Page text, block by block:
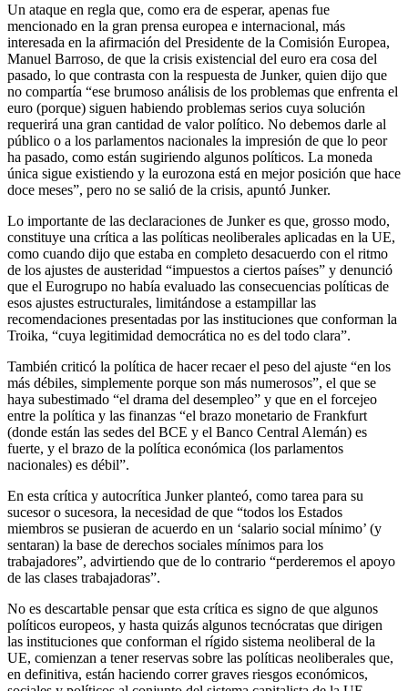
Un ataque en regla que, como era de esperar, apenas fue
mencionado en la gran prensa europea e internacional, más
interesada en la afirmación del Presidente de la Comisión Europea,
Manuel Barroso, de que la crisis existencial del euro era cosa del
pasado, lo que contrasta con la respuesta de Junker, quien dijo que
no compartía “ese brumoso análisis de los problemas que enfrenta el
euro (porque) siguen habiendo problemas serios cuya solución
requerirá una gran cantidad de valor político. No debemos darle al
público o a los parlamentos nacionales la impresión de que lo peor
ha pasado, como están sugiriendo algunos políticos. La moneda
única sigue existiendo y la eurozona está en mejor posición que hace
doce meses”, pero no se salió de la crisis, apuntó Junker.
Lo importante de las declaraciones de Junker es que, grosso modo,
constituye una crítica a las políticas neoliberales aplicadas en la UE,
como cuando dijo que estaba en completo desacuerdo con el ritmo
de los ajustes de austeridad “impuestos a ciertos países” y denunció
que el Eurogrupo no había evaluado las consecuencias políticas de
esos ajustes estructurales, limitándose a estampillar las
recomendaciones presentadas por las instituciones que conforman la
Troika, “cuya legitimidad democrática no es del todo clara”.
También criticó la política de hacer recaer el peso del ajuste “en los
más débiles, simplemente porque son más numerosos”, el que se
haya subestimado “el drama del desempleo” y que en el forcejeo
entre la política y las finanzas “el brazo monetario de Frankfurt
(donde están las sedes del BCE y el Banco Central Alemán) es
fuerte, y el brazo de la política económica (los parlamentos
nacionales) es débil”.
En esta crítica y autocrítica Junker planteó, como tarea para su
sucesor o sucesora, la necesidad de que “todos los Estados
miembros se pusieran de acuerdo en un ‘salario social mínimo’ (y
sentaran) la base de derechos sociales mínimos para los
trabajadores”, advirtiendo que de lo contrario “perderemos el apoyo
de las clases trabajadoras”.
No es descartable pensar que esta crítica es signo de que algunos
políticos europeos, y hasta quizás algunos tecnócratas que dirigen
las instituciones que conforman el rígido sistema neoliberal de la
UE, comienzan a tener reservas sobre las políticas neoliberales que,
en definitiva, están haciendo correr graves riesgos económicos,